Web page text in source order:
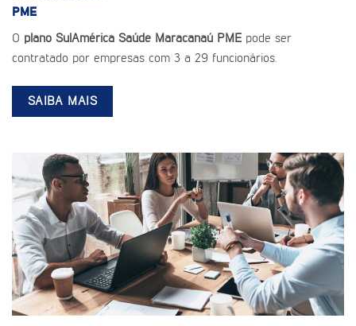
PME
O plano SulAmérica Saúde Maracanaú PME pode ser
contratado por empresas com 3 a 29 funcionários.
SAIBA MAIS